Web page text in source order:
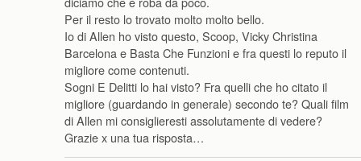
Per il resto lo trovato molto molto bello.
Io di Allen ho visto questo, Scoop, Vicky Christina
Barcelona e Basta Che Funzioni e fra questi lo reputo il
migliore come contenuti.
Sogni E Delitti lo hai visto? Fra quelli che ho citato il
migliore (guardando in generale) secondo te? Quali film
di Allen mi consiglieresti assolutamente di vedere?
Grazie x una tua risposta…